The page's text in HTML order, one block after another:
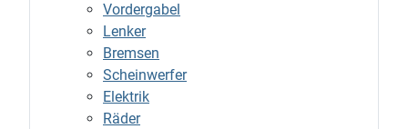
Vordergabel
Lenker
Bremsen
Scheinwerfer
Elektrik
Räder